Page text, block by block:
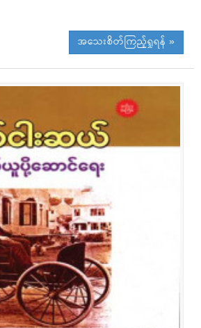
အသေးစိတ်ကြည့်ရှုရန် »